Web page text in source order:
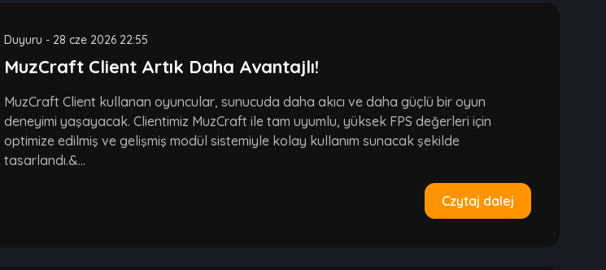
Duyuru - 28 cze 2026 22:55
MuzCraft Client Artık Daha Avantajlı!
MuzCraft Client kullanan oyuncular, sunucuda daha akıcı ve daha güçlü bir oyun
deneyimi yaşayacak. Clientimiz MuzCraft ile tam uyumlu, yüksek FPS değerleri için
optimize edilmiş ve gelişmiş modül sistemiyle kolay kullanım sunacak şekilde
tasarlandı.&...
Czytaj dalej